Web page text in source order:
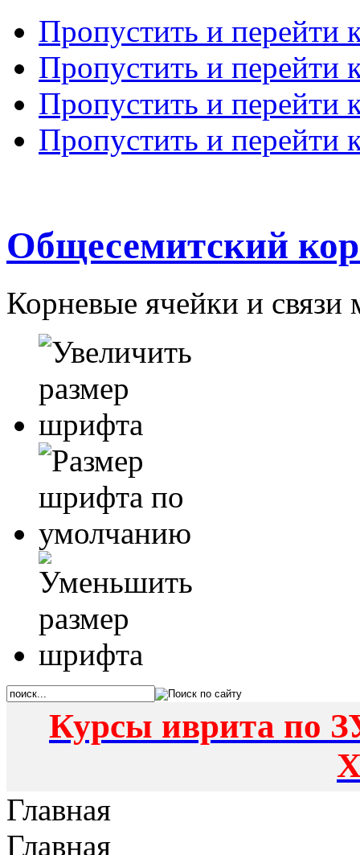
Пропустить и перейти
Пропустить и перейти
Пропустить и перейти
Пропустить и перейти
Общесемитский
Корневые ячейки и
Курсы иврита по
Главная
Главная